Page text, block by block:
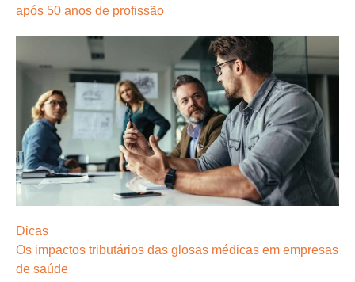
após 50 anos de profissão
Dicas
Os impactos tributários das glosas médicas em empresas
de saúde